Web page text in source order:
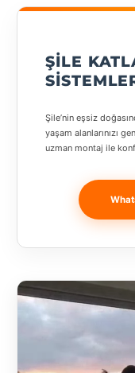
ŞILE
Şile’nin eşsiz
yaşam alanlarınızı
uzman montaj ile
Aydın
Balıkesir
Banja
Bingöl
Herzegovina
București
Bulgaristan